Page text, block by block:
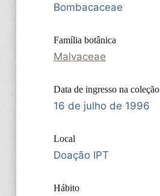
Bombacaceae
Família botânica
Malvaceae
Data de ingresso na coleção
16 de julho de 1996
Local
Doação IPT
Hábito